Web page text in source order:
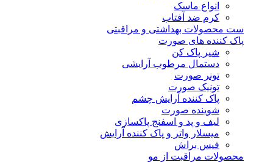
انواع ماسک
کرم ضد آفتاب
ست محصولات بهداشتی و مراقبتی
پاک کننده های صورت
شیر پاک کن
دستمال مرطوب آرایشی
تونر صورت
تونیک صورت
پاک کننده آرایش چشم
شوینده صورت
لیف و پد و اسفنج پاکسازی
میسلار واتر و پاک کننده آرایش
فیس براش
محصولات مراقبت از مو